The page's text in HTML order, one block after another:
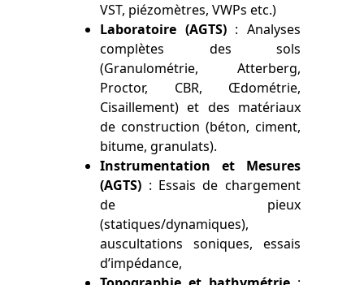
VST, piézomètres, VWPs etc.)
Laboratoire (AGTS): Analyses
complètes des sols
(Granulométrie, Atterberg,
Proctor, CBR, Œdométrie,
Cisaillement) et des matériaux
de construction (béton, ciment,
bitume, granulats).
Instrumentation et Mesures
(AGTS) : Essais de chargement
de pieux
(statiques/dynamiques),
auscultations soniques, essais
d’impédance,